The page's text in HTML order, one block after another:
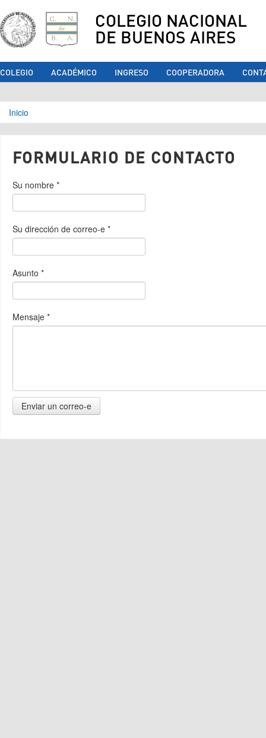
COLEGIO NACIONAL
DE BUENOS AIRES
COLEGIO ACADÉMICO INGRESO COOPERADORA
Se encuentra usted aquí
Inicio
FORMULARIO DE CONTACTO
Su nombre *
Su dirección de correo-e *
Asunto *
Mensaje *